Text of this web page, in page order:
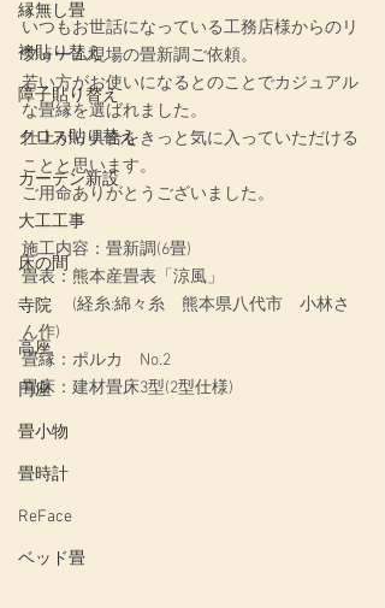
縁無し畳
襖貼り替え
障子貼り替え
クロス貼り替え
カーテン新設
大工工事
床の間
寺院
高座
円座
畳小物
畳時計
ReFace
ベッド畳
いつもお世話になっている工務店様からのリ
フォーム現場の畳新調ご依頼。
若い方がお使いになるとのことでカジュアル
な畳縁を選ばれました。
仕上がり具合をきっと気に入っていただける
ことと思います。
ご用命ありがとうございました。
施工内容：畳新調(6畳)
畳表：熊本産畳表「涼風」
(経糸:綿々糸　熊本県八代市　小林さ
ん作)
畳縁：ポルカ　No.2
畳床：建材畳床3型(2型仕様)